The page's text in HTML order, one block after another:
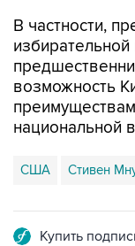
В частности,
возможность
национальной
США Стивен
Купить